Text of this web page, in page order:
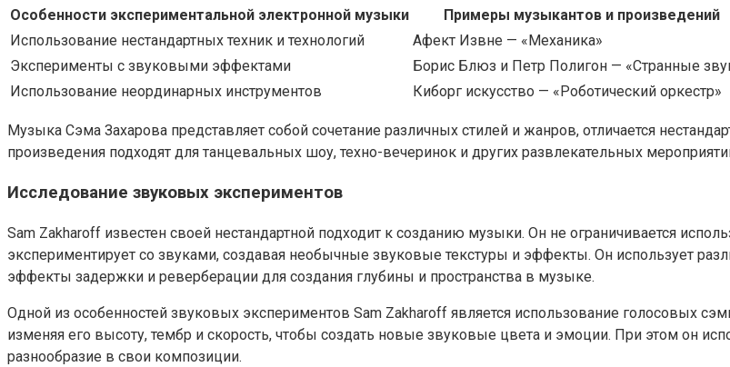
Особенности экспериментальной электронной музыки
Примеры музыкантов и произведений
Использование нестандартных техник и технологий
Афект Извне — «Механика»
Эксперименты с звуковыми эффектами
Борис Блюз и Петр Полигон — «Странные
Использование неординарных инструментов
Киборг искусство — «Роботический оркестр»
Музыка Сэма Захарова представляет собой сочетание различных стилей и жанров, отличается
произведения подходят для танцевальных шоу, техно-вечеринок и других развлекательных
Исследование звуковых экспериментов
Sam Zakharoff известен своей нестандартной подходит к созданию музыки. Он не ограничивается
экспериментирует со звуками, создавая необычные звуковые текстуры и эффекты. Он использует
эффекты задержки и реверберации для создания глубины и пространства в музыке.
Одной из особенностей звуковых экспериментов Sam Zakharoff является использование голосовых
изменяя его высоту, тембр и скорость, чтобы создать новые звуковые цвета и эмоции. При этом он
разнообразие в свои композиции.